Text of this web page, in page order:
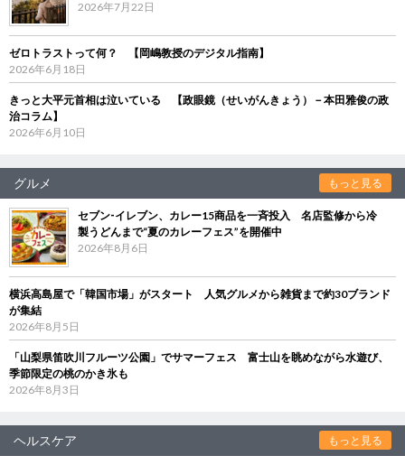
2026年7月22日
ゼロトラストって何？ 【岡嶋教授のデジタル指南】
2026年6月18日
きっと大平元首相は泣いている 【政眼鏡（せいがんきょう）－本田雅俊の政
治コラム】
2026年6月10日
グルメ もっと見る
セブン‐イレブン、カレー15商品を一斉投入 名店監修から冷
製うどんまで“夏のカレーフェス”を開催中
2026年8月6日
横浜高島屋で「韓国市場」がスタート 人気グルメから雑貨まで約30ブランド
が集結
2026年8月5日
「山梨県笛吹川フルーツ公園」でサマーフェス 富士山を眺めながら水遊び、
季節限定の桃のかき氷も
2026年8月3日
ヘルスケア もっと見る